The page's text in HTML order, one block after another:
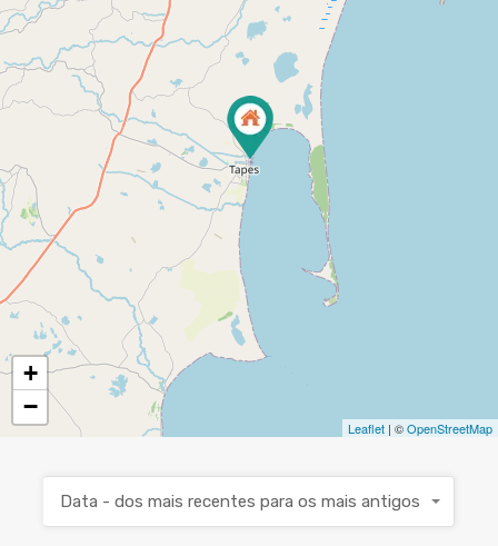
+
−
Leaflet | ©OpenStreetMap
Data - dos mais recentes para os mais antigos